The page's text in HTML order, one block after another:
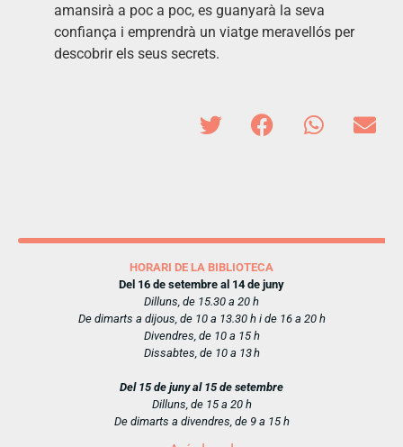
amansirà a poc a poc, es guanyarà la seva
confiança i emprendrà un viatge meravellós per
descobrir els seus secrets.
HORARI DE LA BIBLIOTECA
Del 16 de setembre al 14 de juny
Dilluns, de 15.30 a 20 h
De dimarts a dijous, de 10 a 13.30 h i de 16 a 20 h
Divendres, de 10 a 15 h
Dissabtes, de 10 a 13 h
Del 15 de juny al 15 de setembre
Dilluns, de 15 a 20 h
De dimarts a divendres, de 9 a 15 h